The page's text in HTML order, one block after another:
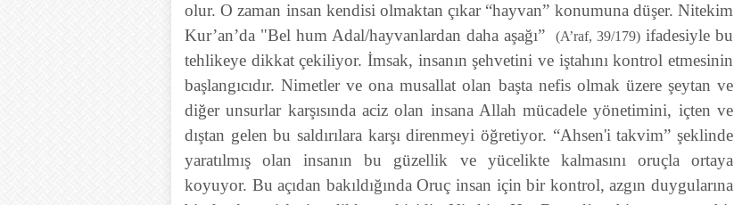
olur. O zaman insan kendisi olmaktan çıkar “hayvan” konumuna düşer. Nitekim
Kur’an’da "Bel hum Adal/hayvanlardan daha aşağı”
(A’raf, 39/179) ifadesiyle bu
tehlikeye dikkat çekiliyor. İmsak, insanın şehvetini ve iştahını kontrol etmesinin
başlangıcıdır. Nimetler ve ona musallat olan başta nefis olmak üzere şeytan ve
diğer unsurlar karşısında aciz olan insana Allah mücadele yönetimini, içten ve
dıştan gelen bu saldırılara karşı direnmeyi öğretiyor. “Ahsen'i takvim” şeklinde
yaratılmış olan insanın bu güzellik ve yücelikte kalmasını oruçla ortaya
koyuyor. Bu açıdan bakıldığında Oruç insan için bir kontrol, azgın duygularına